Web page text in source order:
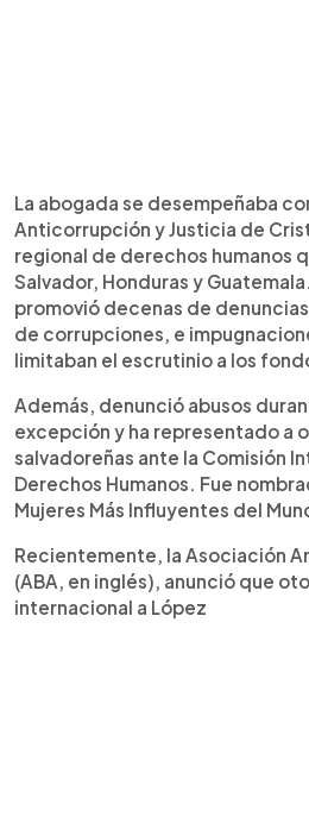
La abogada se desempeñaba
Anticorrupción y Justicia de
regional de derechos humanos
Salvador, Honduras y
promovió decenas de
de corrupciones, e
limitaban el escrutinio a los
Además, denunció abusos
excepción y ha representado a
salvadoreñas ante la Comisión
Derechos Humanos. Fue
Mujeres Más Influyentes del
Recientemente, la Asociación
(ABA, en inglés), anunció que
internacional a López